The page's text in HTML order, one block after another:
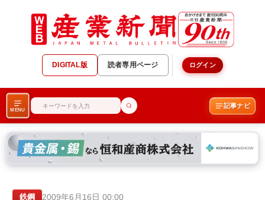
DIGITAL版 読者専用ページ ログイン
MENU
記事ナビ
鉄鋼 2009年6月16日 00:00